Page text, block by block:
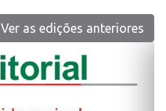
Ver as edições anteriores